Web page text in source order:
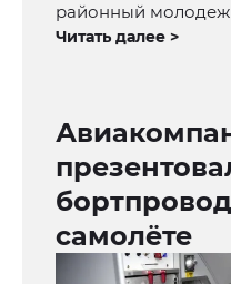
районный
Читать далее >
самолёте